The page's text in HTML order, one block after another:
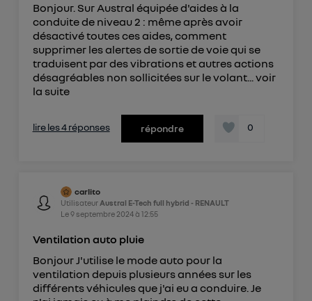
Bonjour. Sur Austral équipée d'aides à la
conduite de niveau 2 : même après avoir
désactivé toutes ces aides, comment
supprimer les alertes de sortie de voie qui se
traduisent par des vibrations et autres actions
désagréables non sollicitées sur le volant...voir
la suite
lire les 4 réponses répondre 0
carlito
Utilisateur Austral E-Tech full hybrid - RENAULT
Le9 septembre 2024à 12:55
Ventilation auto pluie
Bonjour J'utilise le mode auto pour la
ventilation depuis plusieurs années sur les
différents véhicules que j'ai eu a conduire. Je